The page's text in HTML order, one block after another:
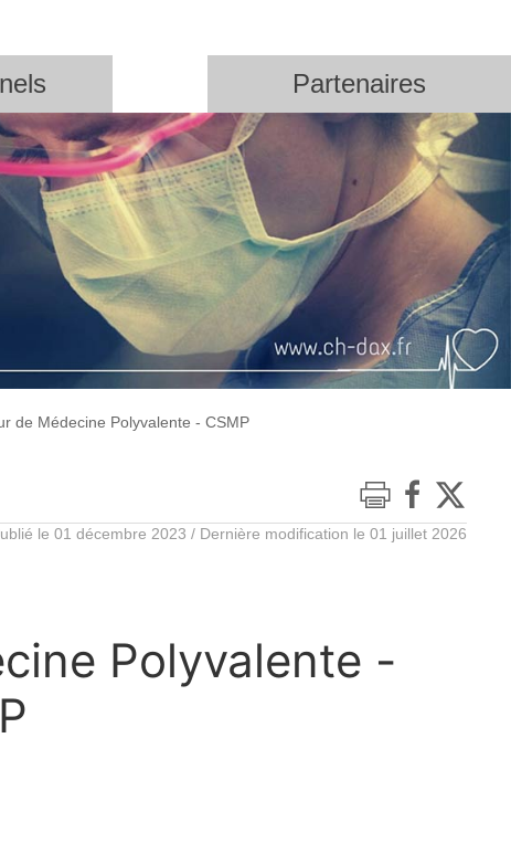
Partenaires
de Médecine Polyvalente - CSMP
le 01 décembre 2023 / Dernière modification le 01 juillet 2026
Polyvalente -